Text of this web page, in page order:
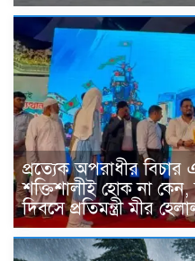
প্রত্যেক অপরাধীর
শক্তিশালীই হোক না কেন,
দিবসে প্রতিমন্ত্রী মীর